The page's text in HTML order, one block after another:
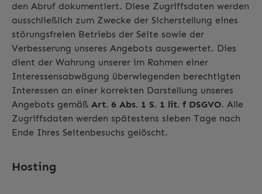
den Abruf dokumentiert. Diese Zugriffsdaten werden
ausschließlich zum Zwecke der Sicherstellung eines
störungsfreien Betriebs der Seite sowie der
Verbesserung unseres Angebots ausgewertet. Dies
dient der Wahrung unserer im Rahmen einer
Interessensabwägung überwiegenden berechtigten
Interessen an einer korrekten Darstellung unseres
Angebots gemäß Art. 6 Abs. 1 S. 1 lit. f DSGVO. Alle
Zugriffsdaten werden spätestens sieben Tage nach
Ende Ihres Seitenbesuchs gelöscht.
Hosting